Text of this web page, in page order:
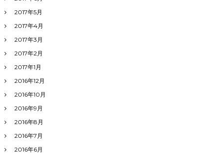
2017年5月
2017年4月
2017年3月
2017年2月
2017年1月
2016年12月
2016年10月
2016年9月
2016年8月
2016年7月
2016年6月